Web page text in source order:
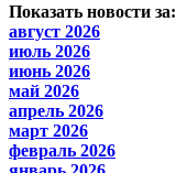
Показать новости за:
август 2026
июль 2026
июнь 2026
май 2026
апрель 2026
март 2026
февраль 2026